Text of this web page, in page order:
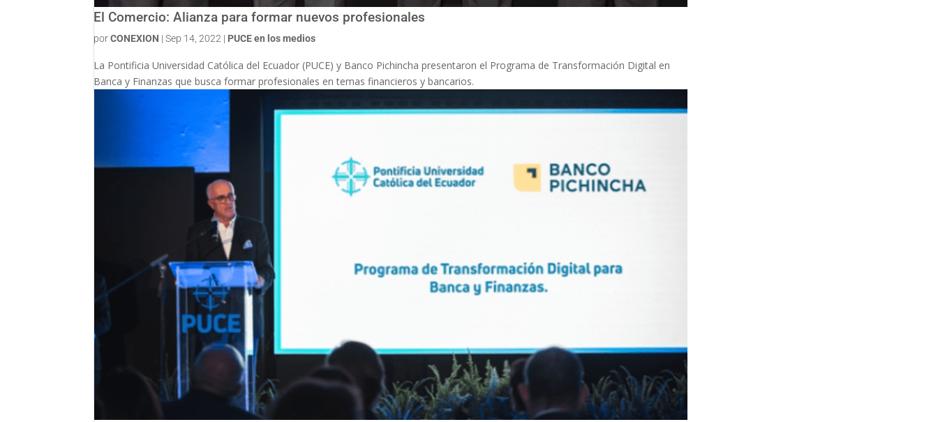
El Comercio: Alianza para formar nuevos profesionales
porCONEXION |Sep 14, 2022 | PUCE en los medios
La Pontificia Universidad Católica del Ecuador (PUCE) y Banco Pichincha presentaron el Programa de Transformación Digital en
Banca y Finanzas que busca formar profesionales en temas financieros y bancarios.